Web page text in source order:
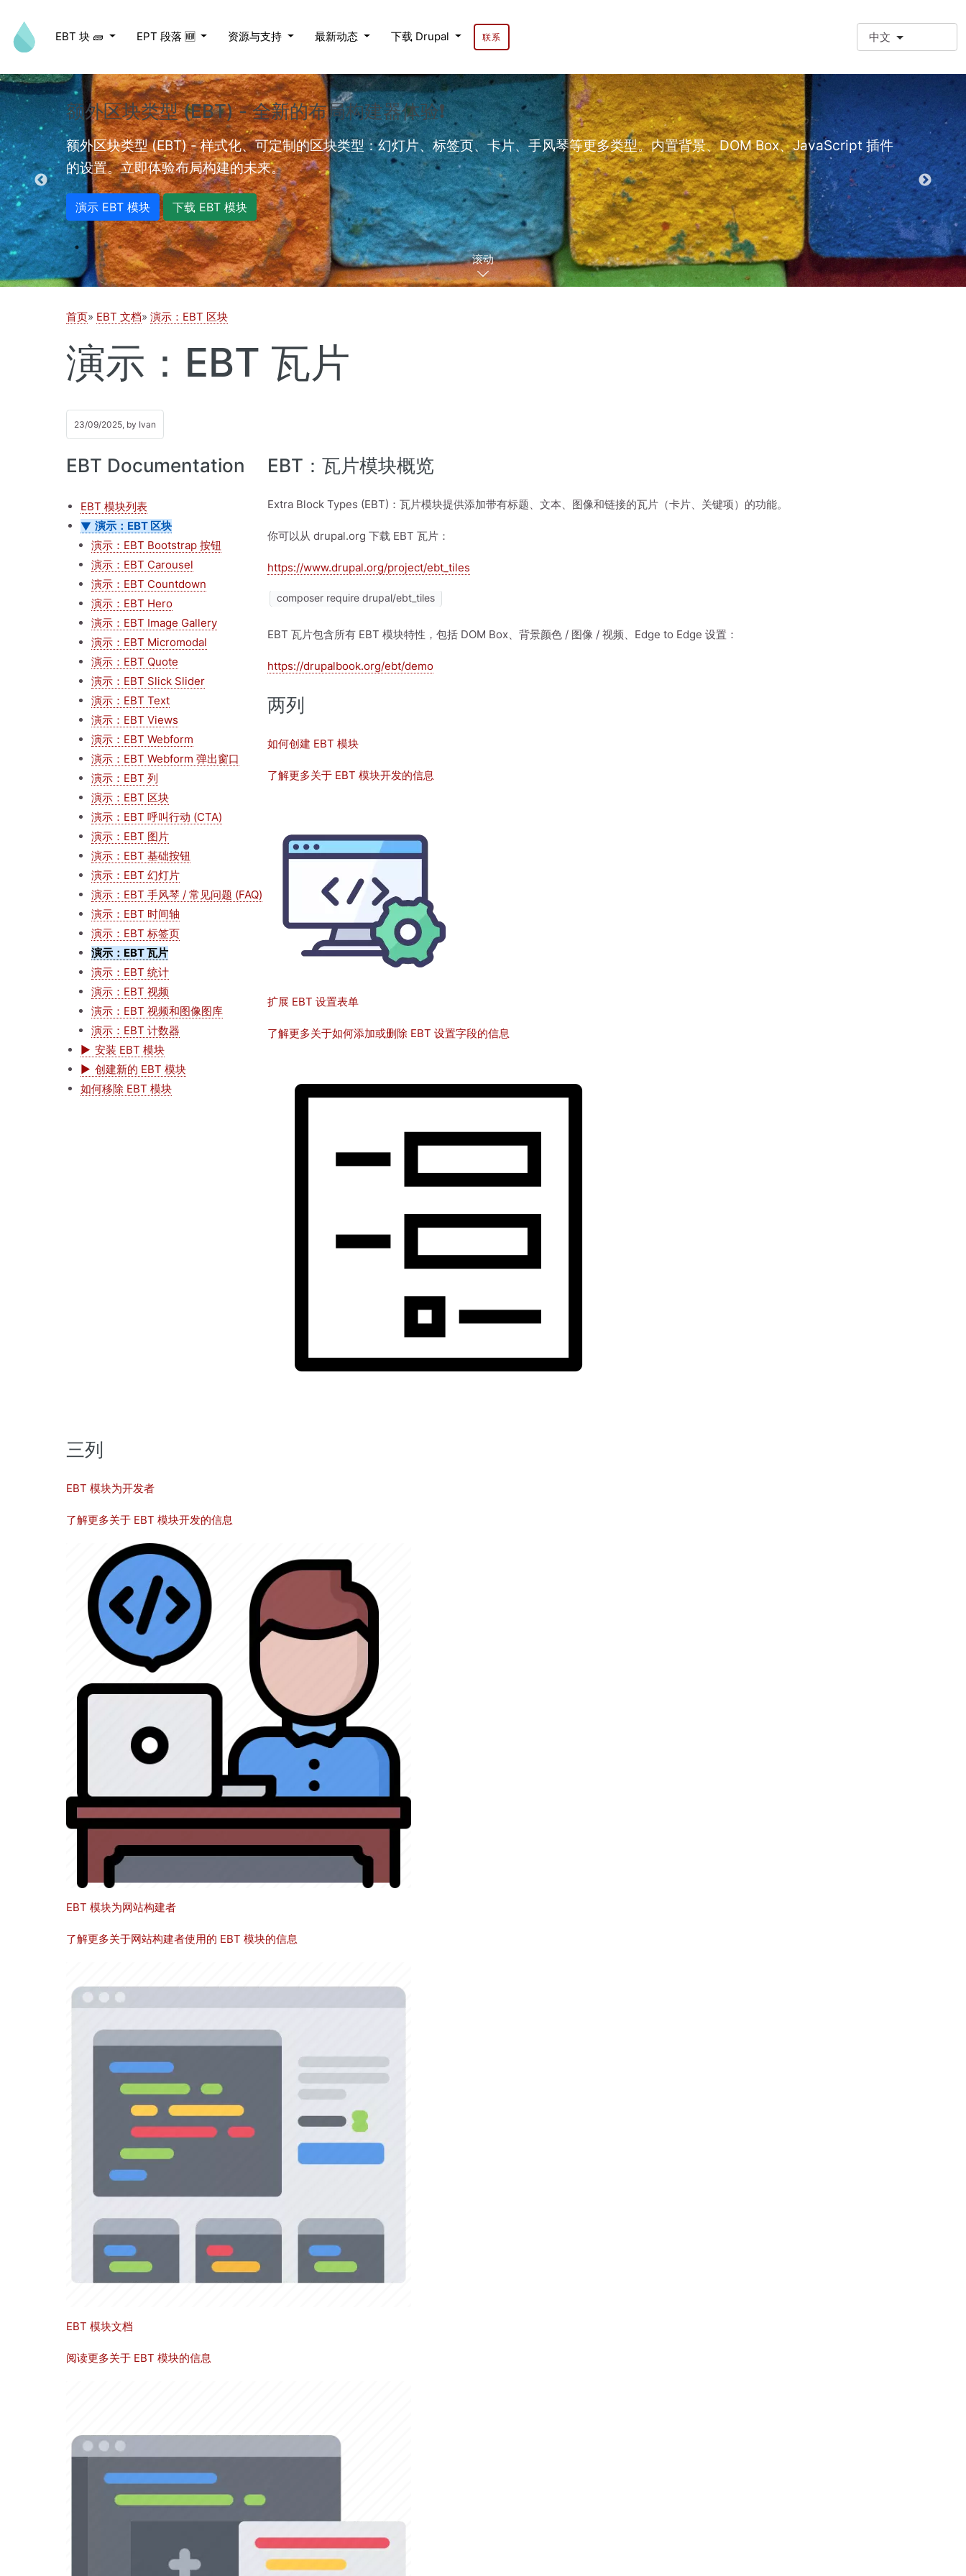
EBT 块 🧱 EPT 段落 🆕 资源与支持 最新动态 下载 Drupal 联系 中文
videos.
额外区块类型 (EBT) - 全新的布局构建器体验❗
额外区块类型 (EBT) - 样式化、可定制的区块类型：幻灯片、标签页、卡片、手风琴等更多类型。内置背景、DOM Box、JavaScript 插件
的设置。立即体验布局构建的未来。
演示 EBT 模块 下载 EBT 模块
❗额外
额外段落类
演示 EPT
滚动
首页 EBT 文档 演示：EBT 区块
演示：EBT 瓦片
23/09/2025, by Ivan
EBT Documentation
EBT 模块列表
演示：EBT 区块
演示：EBT Bootstrap 按钮
演示：EBT Carousel
演示：EBT Countdown
演示：EBT Hero
演示：EBT Image Gallery
演示：EBT Micromodal
演示：EBT Quote
演示：EBT Slick Slider
演示：EBT Text
演示：EBT Views
演示：EBT Webform
演示：EBT Webform 弹出窗口
演示：EBT 列
演示：EBT 区块
演示：EBT 呼叫行动 (CTA)
演示：EBT 图片
演示：EBT 基础按钮
演示：EBT 幻灯片
演示：EBT 手风琴 / 常见问题 (FAQ)
演示：EBT 时间轴
演示：EBT 标签页
演示：EBT 瓦片
演示：EBT 统计
演示：EBT 视频
演示：EBT 视频和图像图库
演示：EBT 计数器
安装 EBT 模块
创建新的 EBT 模块
如何移除 EBT 模块
EBT：瓦片模块概览
Extra Block Types (EBT)：瓦片模块提供添加带有标题、文本、图像和链接的瓦片（卡片、关键项）的功能。
你可以从 drupal.org 下载 EBT 瓦片：
https://www.drupal.org/project/ebt_tiles
composer require drupal/ebt_tiles
EBT 瓦片包含所有 EBT 模块特性，包括 DOM Box、背景颜色 / 图像 / 视频、Edge to Edge 设置：
https://drupalbook.org/ebt/demo
两列
如何创建 EBT 模块
了解更多关于 EBT 模块开发的信息
扩展 EBT 设置表单
了解更多关于如何添加或删除 EBT 设置字段的信息
三列
EBT 模块为开发者
了解更多关于 EBT 模块开发的信息
EBT 模块为网站构建者
了解更多关于网站构建者使用的 EBT 模块的信息
像
EBT 模块文档
阅读更多关于 EBT 模块的信息